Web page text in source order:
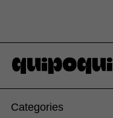
Categories